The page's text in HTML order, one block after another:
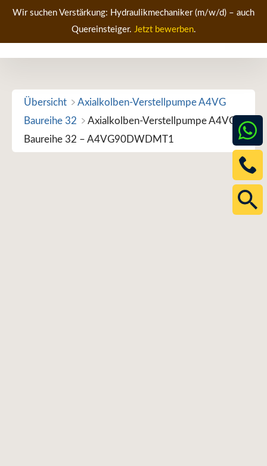
Zum
springen
Wir suchen Verstärkung: Hydraulikmechaniker (m/w/d) – auch
Quereinsteiger. Jetzt bewerben.
Übersicht
Axialkolben-Verstellpumpe A4VG
Baureihe 32
Axialkolben-Verstellpumpe A4VG
Baureihe 32 – A4VG90DWDMT1